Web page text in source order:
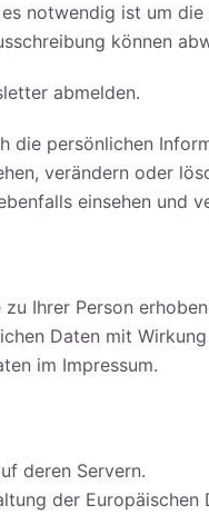
notwendig ist um
können
abmelden.
die persönlichen
verändern oder
einsehen und
Ihrer Person
Daten mit
im Impressum.
deren Servern.
der